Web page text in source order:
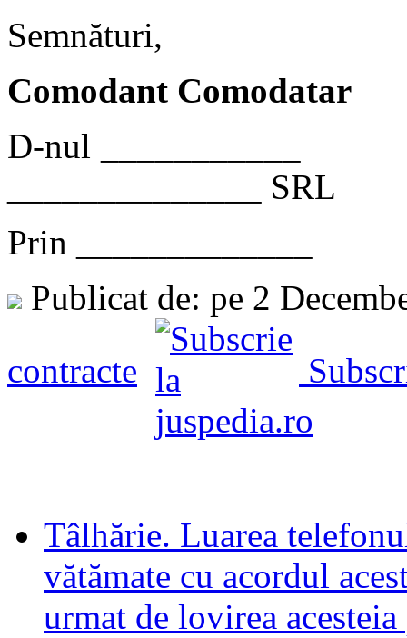
Semnături,
Comodant Comodatar
D-nul
______________ SRL
Prin _____________
Publicat de: pe 2
contracte
Tâlhărie. Luarea
vătămate cu acordul
urmat de lovirea